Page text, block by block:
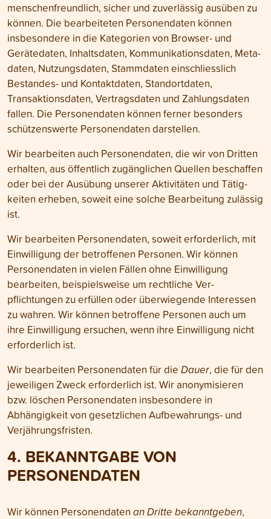
menschen­freundlich, sicher und zuverlässig ausüben zu
können. Die bearbeiteten Personen­daten können
insbesondere in die Kategorien von Browser- und
Gerätedaten, Inhalts­daten, Kommuni­kations­daten, Meta­
daten, Nutzungs­daten, Stamm­daten einschliesslich
Bestandes- und Kontakt­daten, Standort­daten,
Transaktions­daten, Vertrags­daten und Zahlungs­daten
fallen. Die Personen­daten können ferner besonders
schützens­werte Personen­daten darstellen.
Wir bearbeiten auch Personen­daten, die wir von Dritten
erhalten, aus öffentlich zugäng­lichen Quellen beschaffen
oder bei der Ausübung unserer Aktivitäten und Tätig­
keiten erheben, soweit eine solche Bearbeitung zulässig
ist.
Wir bearbeiten Personen­daten, soweit erforderlich, mit
Ein­willigung der betroffenen Personen. Wir können
Personen­daten in vielen Fällen ohne Ein­willigung
bearbeiten, beispiels­weise um rechtliche Ver­
pflichtungen zu erfüllen oder über­wiegende Interessen
zu wahren. Wir können betroffene Personen auch um
ihre Ein­willigung ersuchen, wenn ihre Ein­willigung nicht
erforder­lich ist.
Wir bearbeiten Personen­daten für die Dauer, die für den
jeweiligen Zweck erforderlich ist. Wir anonymisieren
bzw. löschen Personen­daten insbesondere in
Abhängigkeit von gesetzlichen Aufbewahrungs- und
Verjährungs­fristen.
4. BEKANNTGABE VON
PERSONEN­DATEN
Wir können Personen­daten an Dritte bekanntgeben,